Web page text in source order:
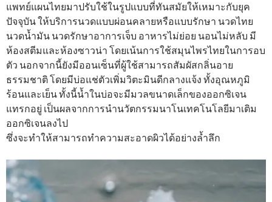
แพทย์แผนไทยมาปรับใช้ในรูปแบบที่ทันสมัยให้เหมาะกับยุค
ปัจจุบัน ให้บริการนวดแบบผ่อนคลายหรือแบบรักษา นวดไทย
นวดน้ำมัน นวดรักษาอาการเจ็บ อาหารไม่ย่อย นอนไม่หลับ มี
ห้องสตีมและห้องซาวน่า โดยเน้นการใช้สมุนไพรไทยในการอบ
ตัว นอกจากนี้ยังมีออนเซ็นที่ผู้ใช้สามารถสัมผัสกลิ่นอาย
ธรรมชาติ โดยมีบ่อแช่ตัวเพิ่มวิตะมินดีกลางแจ้ง ทั้งอุณหภูมิ
ร้อนและเย็น ทั้งนี้น้ำในบ่อจะมีมวลขนาดเล็กของออกซิเจน
แทรกอยู่ เป็นผลจากการนํานวัตกรรมนาโนเทคโนโลยีมาเติม
ออกซิเจนลงไป
ซึ่งจะทำให้สามารถทำความสะอาดผิวได้อย่างล้ำลึก